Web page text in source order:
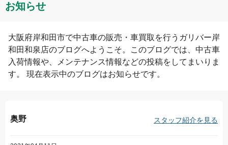
お知らせ
大阪府岸和田市で中古車の販売・車買取を行う ガリバー岸
和田和泉店のブログへようこそ。このブログでは、中古車
入荷情報や、メンテナンス情報などの投稿をしてまいりま
す。 現在表示中のブログはお知らせです。
奥野 スタッフ紹介を見る